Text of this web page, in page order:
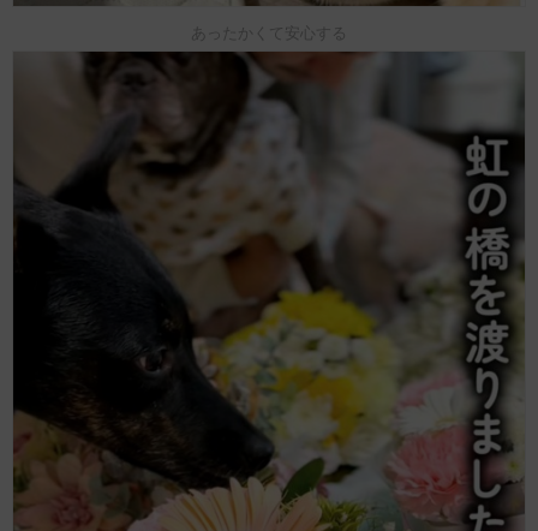
あったかくて安心する